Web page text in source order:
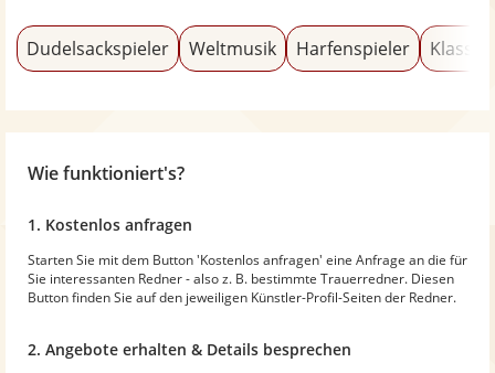
Dudelsackspieler Weltmusik Harfenspieler Klassik
Wie funktioniert's?
1. Kostenlos anfragen
Starten Sie mit dem Button 'Kostenlos anfragen' eine Anfrage an die für
Sie interessanten Redner - also z. B. bestimmte Trauerredner. Diesen
Button finden Sie auf den jeweiligen Künstler-Profil-Seiten der Redner.
2. Angebote erhalten & Details besprechen